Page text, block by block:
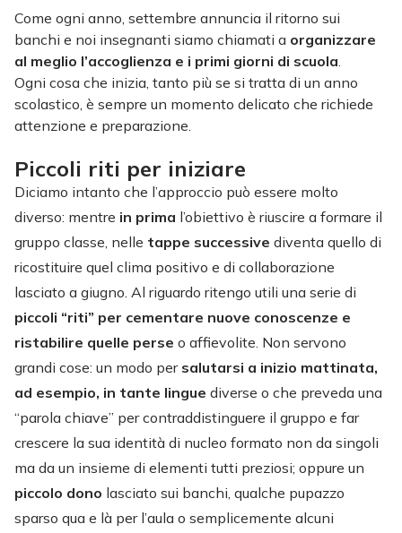
Come ogni anno, settembre annuncia il ritorno sui
banchi e noi insegnanti siamo chiamati a organizzare
al meglio l’accoglienza e i primi giorni di scuola.
Ogni cosa che inizia, tanto più se si tratta di un anno
scolastico, è sempre un momento delicato che richiede
attenzione e preparazione.
Piccoli riti per iniziare
Diciamo intanto che l’approccio può essere molto
diverso: mentre in prima l’obiettivo è riuscire a formare il
gruppo classe, nelle tappe successive diventa quello di
ricostituire quel clima positivo e di collaborazione
lasciato a giugno. Al riguardo ritengo utili una serie di
piccoli “riti” per cementare nuove conoscenze e
ristabilire quelle perse o affievolite. Non servono
grandi cose: un modo per salutarsi a inizio mattinata,
ad esempio, in tante lingue diverse o che preveda una
“parola chiave” per contraddistinguere il gruppo e far
crescere la sua identità di nucleo formato non da singoli
ma da un insieme di elementi tutti preziosi; oppure un
piccolo dono lasciato sui banchi, qualche pupazzo
sparso qua e là per l’aula o semplicemente alcuni